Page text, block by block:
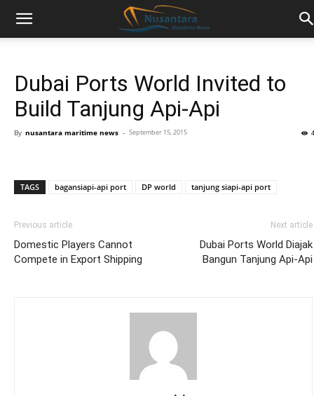
Dubai Ports World Invited to
Build Tanjung Api-Api
By nusantara maritime news - September 15, 2015
TAGS bagansiapi-api port DP world tanjung siapi-api port
Previous article
Domestic Players Cannot
Compete in Export Shipping
Next article
Dubai Ports World Diajak
Bangun Tanjung Api-Api